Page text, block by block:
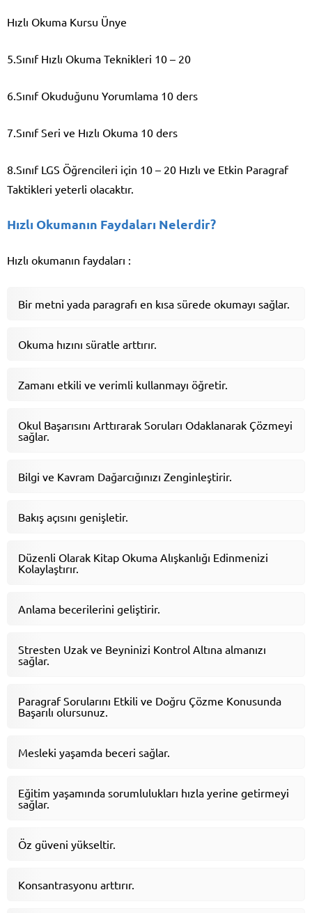
Hızlı Okuma Kursu Ünye
5.Sınıf Hızlı Okuma Teknikleri 10 – 20
6.Sınıf Okuduğunu Yorumlama 10 ders
7.Sınıf Seri ve Hızlı Okuma 10 ders
8.Sınıf LGS Öğrencileri için 10 – 20 Hızlı ve Etkin Paragraf
Taktikleri yeterli olacaktır.
Hızlı Okumanın Faydaları Nelerdir?
Hızlı okumanın faydaları :
Bir metni yada paragrafı en kısa sürede okumayı sağlar.
Okuma hızını süratle arttırır.
Zamanı etkili ve verimli kullanmayı öğretir.
Okul Başarısını Arttırarak Soruları Odaklanarak Çözmeyi
sağlar.
Bilgi ve Kavram Dağarcığınızı Zenginleştirir.
Bakış açısını genişletir.
Düzenli Olarak Kitap Okuma Alışkanlığı Edinmenizi
Kolaylaştırır.
Anlama becerilerini geliştirir.
Stresten Uzak ve Beyninizi Kontrol Altına almanızı
sağlar.
Paragraf Sorularını Etkili ve Doğru Çözme Konusunda
Başarılı olursunuz.
Mesleki yaşamda beceri sağlar.
Eğitim yaşamında sorumlulukları hızla yerine getirmeyi
sağlar.
Öz güveni yükseltir.
Konsantrasyonu arttırır.